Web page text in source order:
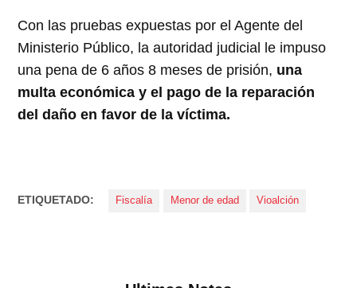
Con las pruebas expuestas por el Agente del
Ministerio Público, la autoridad judicial le impuso
una pena de 6 años 8 meses de prisión, una
multa económica y el pago de la reparación
del daño en favor de la víctima.
ETIQUETADO: Fiscalía Menor de edad Vioalción